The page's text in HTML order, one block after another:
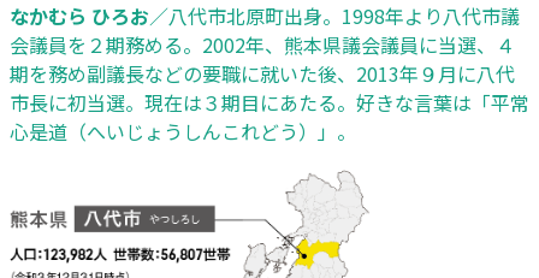
なかむら ひろお／八代市北原町出身。1998年より八代市議
会議員を２期務める。2002年、熊本県議会議員に当選、４
期を務め副議長などの要職に就いた後、2013年９月に八代
市長に初当選。現在は３期目にあたる。好きな言葉は「平常
心是道（へいじょうしんこれどう）」。